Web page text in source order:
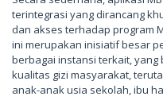
terintegrasi yang dirancang
dan akses terhadap program
ini merupakan inisiatif besar
berbagai instansi terkait,
kualitas gizi masyarakat,
anak-anak usia sekolah, ibu